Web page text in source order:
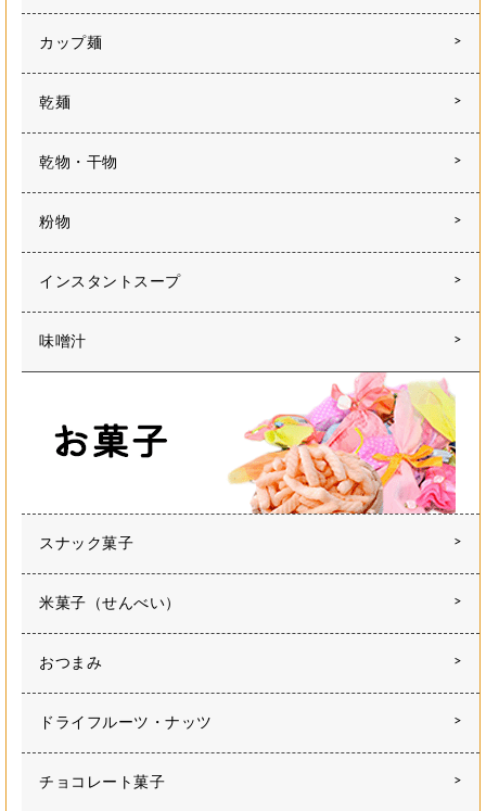
カップ麺
乾麺
乾物・干物
粉物
インスタントスープ
味噌汁
スナック菓子
米菓子（せんべい）
おつまみ
ドライフルーツ・ナッツ
チョコレート菓子